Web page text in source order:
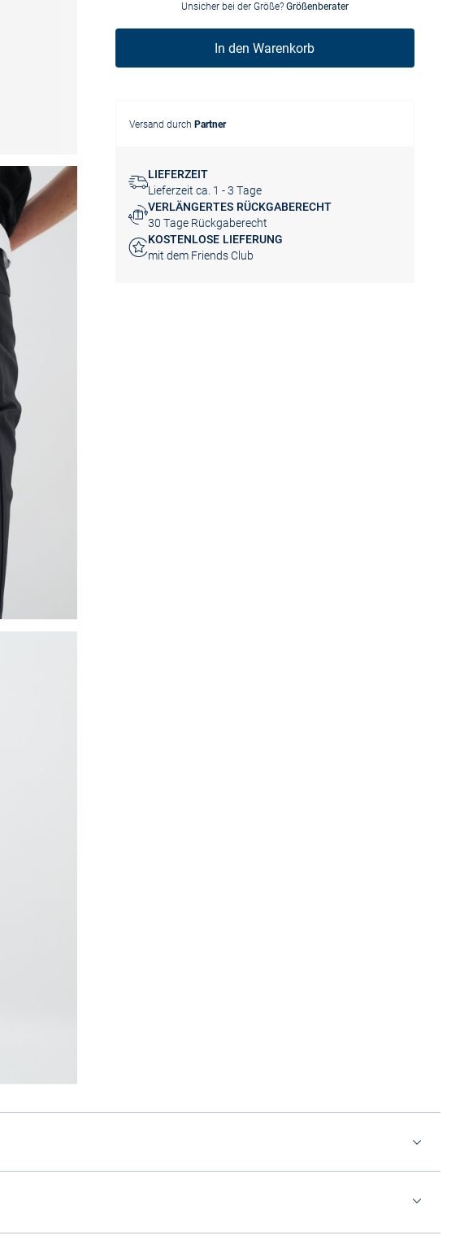
Unsicher bei der Größe? Größenberater
In den Warenkorb
Versand durch Partner
LIEFERZEIT
Lieferzeit ca. 1 - 3 Tage
VERLÄNGERTES RÜCKGABERECHT
30 Tage Rückgaberecht
KOSTENLOSE LIEFERUNG
mit dem Friends Club